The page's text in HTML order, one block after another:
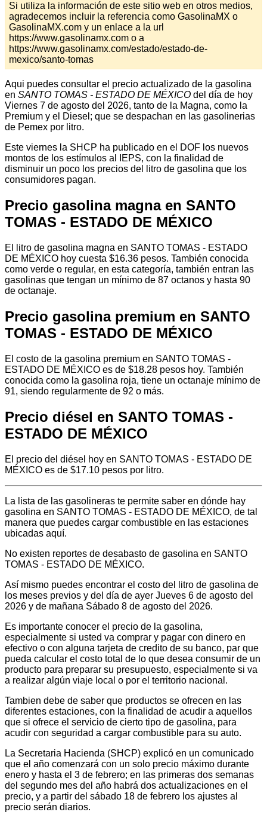
Si utiliza la información de este sitio web en otros medios,
agradecemos incluir la referencia como GasolinaMX o
GasolinaMX.com y un enlace a la url
https://www.gasolinamx.com o a
https://www.gasolinamx.com/estado/estado-de-
mexico/santo-tomas
Aqui puedes consultar el precio actualizado de la gasolina
en SANTO TOMAS - ESTADO DE MÉXICO del día de hoy
Viernes 7 de agosto del 2026, tanto de la Magna, como la
Premium y el Diesel; que se despachan en las gasolinerias
de Pemex por litro.
Este viernes la SHCP ha publicado en el DOF los nuevos
montos de los estímulos al IEPS, con la finalidad de
disminuir un poco los precios del litro de gasolina que los
consumidores pagan.
Precio gasolina magna en SANTO
TOMAS - ESTADO DE MÉXICO
El litro de gasolina magna en SANTO TOMAS - ESTADO
DE MÉXICO hoy cuesta $16.36 pesos. También conocida
como verde o regular, en esta categoría, también entran las
gasolinas que tengan un mínimo de 87 octanos y hasta 90
de octanaje.
Precio gasolina premium en SANTO
TOMAS - ESTADO DE MÉXICO
El costo de la gasolina premium en SANTO TOMAS -
ESTADO DE MÉXICO es de $18.28 pesos hoy. También
conocida como la gasolina roja, tiene un octanaje mínimo de
91, siendo regularmente de 92 o más.
Precio diésel en SANTO TOMAS -
ESTADO DE MÉXICO
El precio del diésel hoy en SANTO TOMAS - ESTADO DE
MÉXICO es de $17.10 pesos por litro.
La lista de las gasolineras te permite saber en dónde hay
gasolina en SANTO TOMAS - ESTADO DE MÉXICO, de tal
manera que puedes cargar combustible en las estaciones
ubicadas aquí.
No existen reportes de desabasto de gasolina en SANTO
TOMAS - ESTADO DE MÉXICO.
Así mismo puedes encontrar el costo del litro de gasolina de
los meses previos y del día de ayer Jueves 6 de agosto del
2026 y de mañana Sábado 8 de agosto del 2026.
Es importante conocer el precio de la gasolina,
especialmente si usted va comprar y pagar con dinero en
efectivo o con alguna tarjeta de credito de su banco, par que
pueda calcular el costo total de lo que desea consumir de un
producto para preparar su presupuesto, especialmente si va
a realizar algún viaje local o por el territorio nacional.
Tambien debe de saber que productos se ofrecen en las
diferentes estaciones, con la finalidad de acudir a aquellos
que si ofrece el servicio de cierto tipo de gasolina, para
acudir con seguridad a cargar combustible para su auto.
La Secretaria Hacienda (SHCP) explicó en un comunicado
que el año comenzará con un solo precio máximo durante
enero y hasta el 3 de febrero; en las primeras dos semanas
del segundo mes del año habrá dos actualizaciones en el
precio, y a partir del sábado 18 de febrero los ajustes al
precio serán diarios.